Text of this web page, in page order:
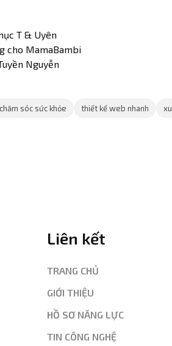
T & Uyên
cho MamaBambi
Nguyễn
sóc sức khỏe thiết kế web nhanh
Liên kết
TRANG CHỦ
GIỚI THIỆU
HỒ SƠ NĂNG LỰC
TIN CÔNG NGHỆ